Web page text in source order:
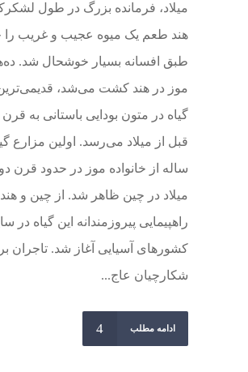
میلاد، فرمانده بزرگ در طول
هند طعم یک میوه عجیب و غریب را
طبق افسانه بسیار خوشحال شد.
موز در هند کشت می‌شد،
گیاه در متون بودایی باستانی به
قبل از میلاد می‌رسد. اولین مزارع
ساله از خانواده موز در حدود قرن
میلاد در چین ظاهر شد. از چین و
راهپیمایی پیروزمندانه این گیاه در
کشورهای آسیایی آغاز شد. تاجران
شکارچیان عاج...
ادامه مطلب